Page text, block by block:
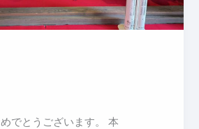
でとうございます。 本